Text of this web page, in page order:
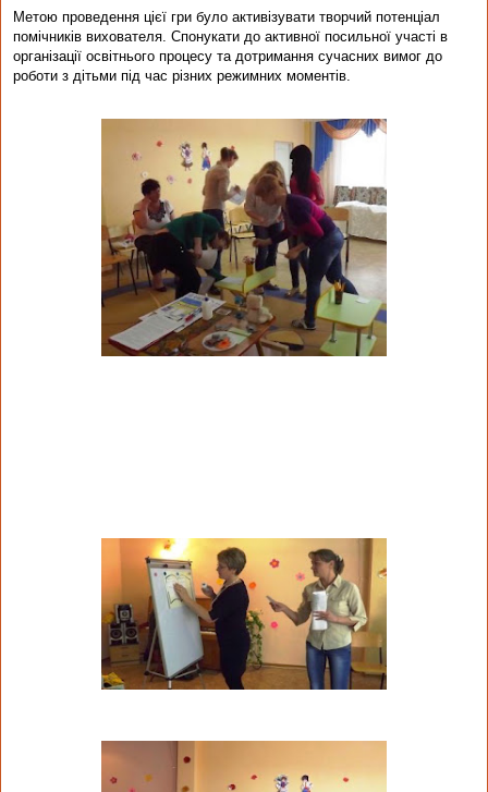
Метою проведення цієї гри булоактивізувати творчий потенціал
помічників вихователя. Спонукати до активної посильної участі в
організації освітнього процесу та дотримання сучас­них вимог до
роботи з дітьми під час різних режимних моментів.